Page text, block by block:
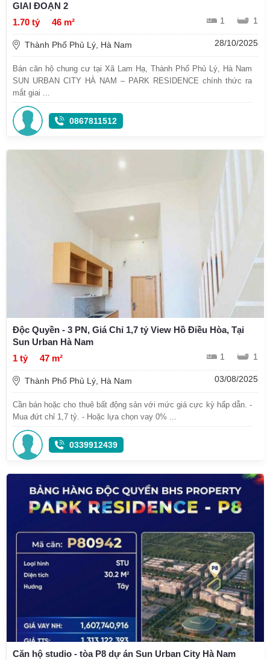
GIAI ĐOẠN 2
1.70 tỷ
46 m² 1 1
Thành Phố Phủ Lý, Hà Nam 28/10/2025
Bán căn hộ chung cư tại Xã Lam Hạ, Thành Phố Phủ Lý, Hà Nam
SUN URBAN CITY HÀ NAM – PARK RESIDENCE chính thức ra
mắt giai ...
0867811512
Độc Quyền - 3 PN, Giá Chỉ 1,7 tỷ View Hồ Điều Hòa, Tại
Sun Urban Hà Nam
1 tỷ
47 m² 1 1
Thành Phố Phủ Lý, Hà Nam 03/08/2025
Cần bán hoặc cho thuê bất động sản với mức giá cực kỳ hấp dẫn. -
Mua đứt chỉ 1,7 tỷ. - Hoặc lựa chọn vay 0% ...
0339912439
Căn hộ studio - tòa P8 dự án Sun Urban City Hà Nam